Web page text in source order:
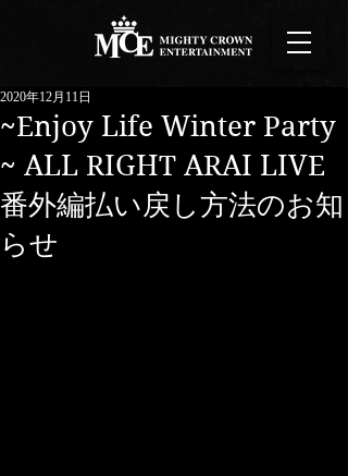
~Enjoy Life Winter Party
~ ALL RIGHT ARAI LIVE
番外編払い戻し方法のお知
らせ
2020年12月11日